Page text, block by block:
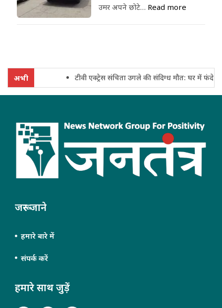
उमर अपने छोटे… Read more
अभी टीवी एक्ट्रेस संचिता उगले की संदिग्ध मौत: घर में फंदे से
जरूर जाने
हमारे बारे में
संपर्क करें
हमारे साथ जुड़ें